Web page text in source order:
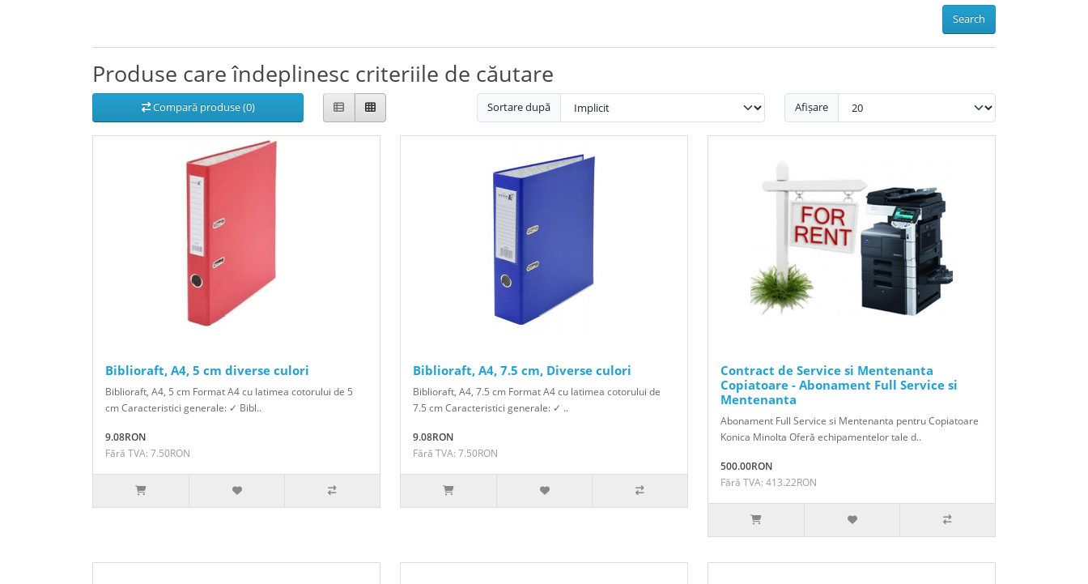
Search
Produse care îndeplinesc criteriile de căutare
Compară produse (0) Sortare după Afișare
Biblioraft, A4, 5 cm diverse culori
Biblioraft, A4, 5 cm Format A4 cu latimea cotorului de 5
cm Caracteristici generale: ✓ Bibl..
9.08RON
Fără TVA: 7.50RON
Biblioraft, A4, 7.5 cm, Diverse culori
Biblioraft, A4, 7.5 cm Format A4 cu latimea cotorului de
7.5 cm Caracteristici generale: ✓ ..
9.08RON
Fără TVA: 7.50RON
Contract de Service si Mentenanta
Copiatoare - Abonament Full Service si
Mentenanta
Abonament Full Service si Mentenanta pentru Copiatoare
Konica Minolta Oferă echipamentelor tale d..
500.00RON
Fără TVA: 413.22RON